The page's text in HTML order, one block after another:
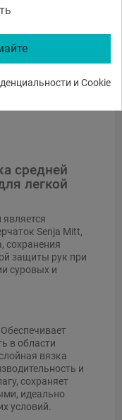
и Cookie
и скидки?
средней
легкой
Senja Mitt,
сохранения
защиты рук при
суровых и
Обеспечивает
в области
вязка
и
сохраняет
идеально
условий.